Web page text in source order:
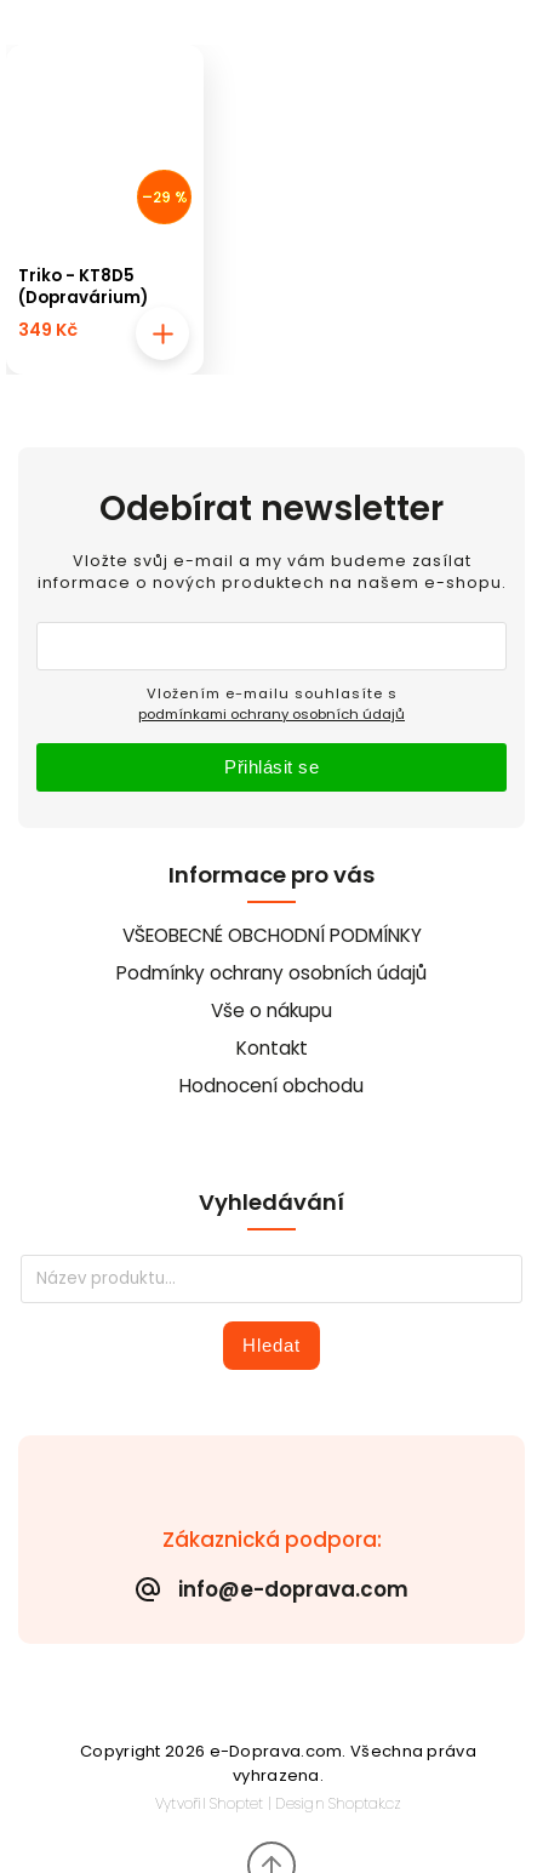
–29 %
Triko - KT8D5
(Dopravárium)
349 Kč
Zákaznická podpora:
info@e-doprava.com
Informace pro vás
VŠEOBECNÉ OBCHODNÍ PODMÍNKY
Podmínky ochrany osobních údajů
Vše o nákupu
Kontakt
Hodnocení obchodu
Odebírat newsletter
Vložte svůj e-mail a my vám budeme zasílat
informace o nových produktech na našem e-shopu.
podmínkami ochrany osobních údajů
Přihlásit se
Vyhledávání
Hledat
Copyright 2026 e-Doprava.com. Všechna práva
vyhrazena.
VytvořilShoptet | DesignShoptak.cz